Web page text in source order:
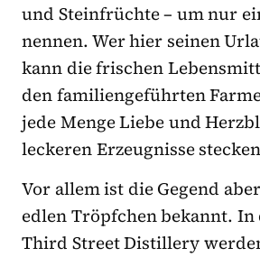
und Steinfrüchte – um nur
nennen. Wer hier seinen
kann die frischen
den familiengeführten
jede Menge Liebe und
leckeren Erzeugnisse
Vor allem ist die Gegend
edlen Tröpfchen bekannt.
Third Street Distillery